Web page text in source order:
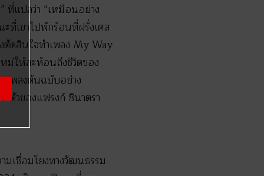
ที่แปลว่า “เหมือนอย่าง
ะที่เขาไปพักร้อนที่ฝรั่งเศส
ตัดสินใจทำเพลง My Way
ม่ให้สะท้อนถึงชีวิตของ
เพลงต้นฉบับอย่าง
ำตัวของแฟรงก์ ซินาตรา
เชื่อมโยงทางวัฒนธรรม